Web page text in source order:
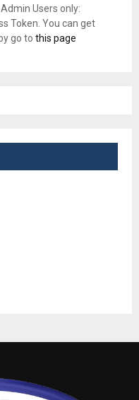
Users only:
Token. You can get
go to this page